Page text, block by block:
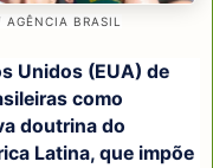
BRASIL
Unidos (EUA) de
como
doutrina do
Latina, que impõe